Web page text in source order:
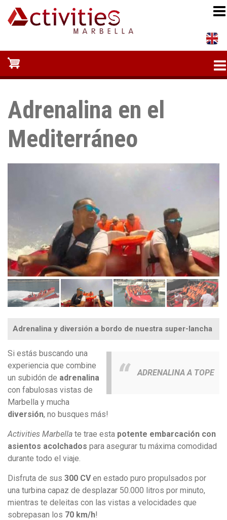
Pasar
Adrenalina en el
Mediterráneo
Adrenalina y diversión a bordo de nuestra super-lancha
ADRENALINA A TOPE
Si estás buscando una
experiencia que combine
un subidón de adrenalina
con fabulosas vistas de
Marbella y mucha
diversión, no busques más!
Activities Marbella te trae esta potente embarcación con
asientos acolchados para asegurar tu máxima comodidad
durante todo el viaje.
Disfruta de sus 300 CVen estado puro propulsados por
una turbina capaz de desplazar 50.000 litros por minuto,
mientras te deleitas con las vistas a velocidades que
sobrepasan los 70 km/h!